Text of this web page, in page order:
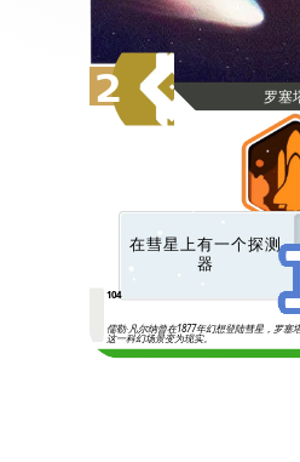
罗塞
2
在彗星上有一个探测
器
104
儒勒·凡尔纳曾在1877年幻想登陆彗星，罗塞
这一科幻场景变为现实。